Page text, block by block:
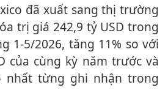
trị giá 242,9 tỷ USD trong
1-5/2026, tăng 11% so với
của cùng kỳ năm trước và
nhất từng ghi nhận trong